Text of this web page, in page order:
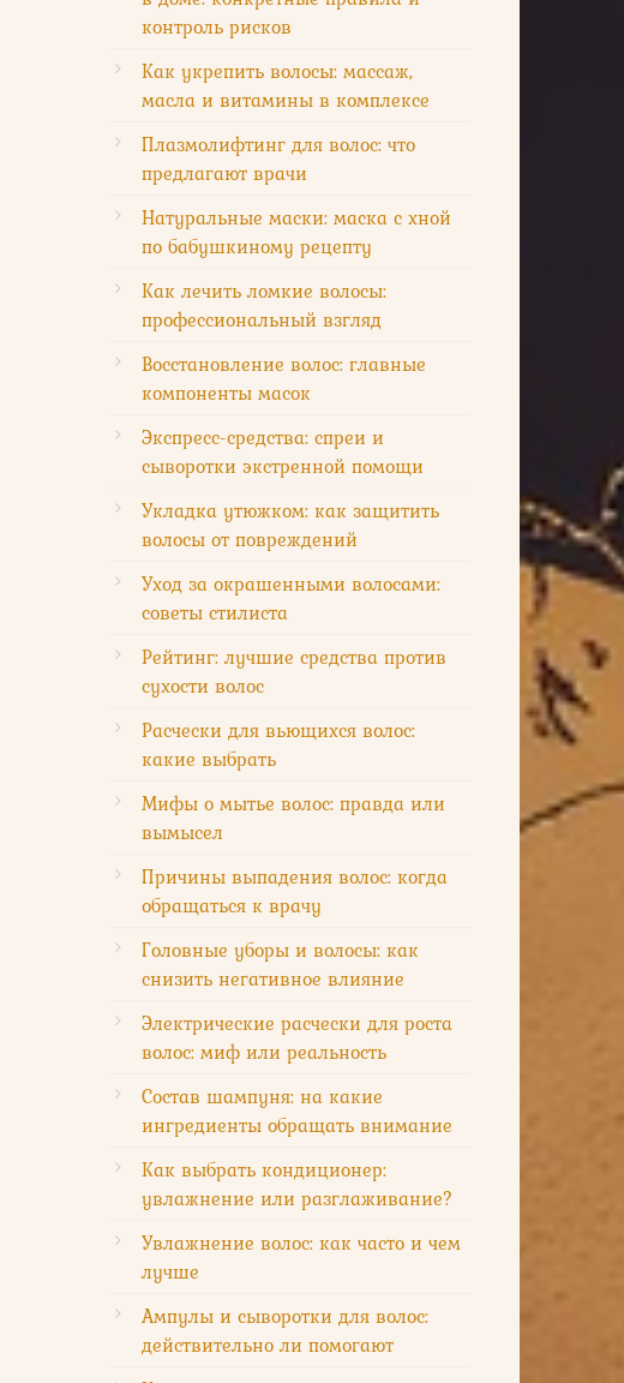
контроль рисков
Как укрепить волосы: массаж,
масла и витамины в комплексе
Плазмолифтинг для волос: что
предлагают врачи
Натуральные маски: маска с хной
по бабушкиному рецепту
Как лечить ломкие волосы:
профессиональный взгляд
Восстановление волос: главные
компоненты масок
Экспресс-средства: спреи и
сыворотки экстренной помощи
Укладка утюжком: как защитить
волосы от повреждений
Уход за окрашенными волосами:
советы стилиста
Рейтинг: лучшие средства против
сухости волос
Расчески для вьющихся волос:
какие выбрать
Мифы о мытье волос: правда или
вымысел
Причины выпадения волос: когда
обращаться к врачу
Головные уборы и волосы: как
снизить негативное влияние
Электрические расчески для роста
волос: миф или реальность
Состав шампуня: на какие
ингредиенты обращать внимание
Как выбрать кондиционер:
увлажнение или разглаживание?
Увлажнение волос: как часто и чем
лучше
Ампулы и сыворотки для волос:
действительно ли помогают